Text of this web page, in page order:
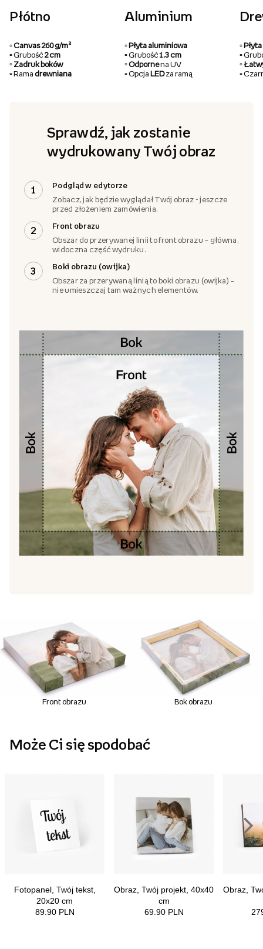
Płótno
▫️ Canvas 260 g/m²
▫️ Grubość 2 cm
▫️ Zadruk boków
▫️ Rama drewniana
Aluminium
▫️ Płyta aluminiowa
▫️ Grubość1,3 cm
▫️ Odpornena UV
▫️ Opcja LEDza ramą
▫️
▫️
▫️
▫️
Sprawdź, jak zostanie
wydrukowany Twój obraz
1
Podgląd w edytorze
Zobacz, jak będzie wyglądał Twój obraz - jeszcze
przed złożeniem zamówienia.
2
Front obrazu
Obszar do przerywanej linii to front obrazu – główna,
widoczna część wydruku.
3
Boki obrazu (owijka)
Obszar za przerywaną linią to boki obrazu (owijka) –
nie umieszczaj tam ważnych elementów.
Front obrazu Bok obrazu
Może Ci się spodobać